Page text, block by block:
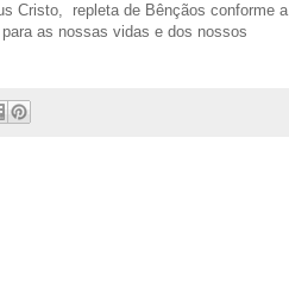
Cristo, repleta de Bênçãos conforme a
as nossas vidas e dos nossos